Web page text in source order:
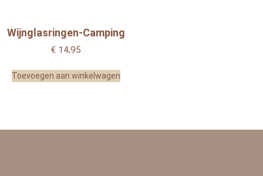
Wijnglasringen-Camping
€14,95
Toevoegen aan winkelwagen